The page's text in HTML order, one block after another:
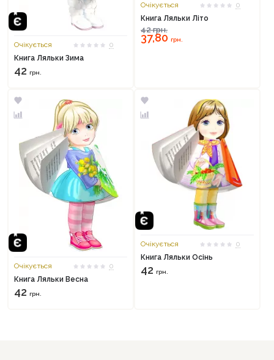
Очікується
0
Книга Ляльки Зима
42 грн.
Очікується
0
Книга Ляльки Літо
42грн.
37,80 грн.
Очікується
0
Книга Ляльки Весна
42 грн.
Очікується
0
Книга Ляльки Осінь
42 грн.
Оформити замовлення